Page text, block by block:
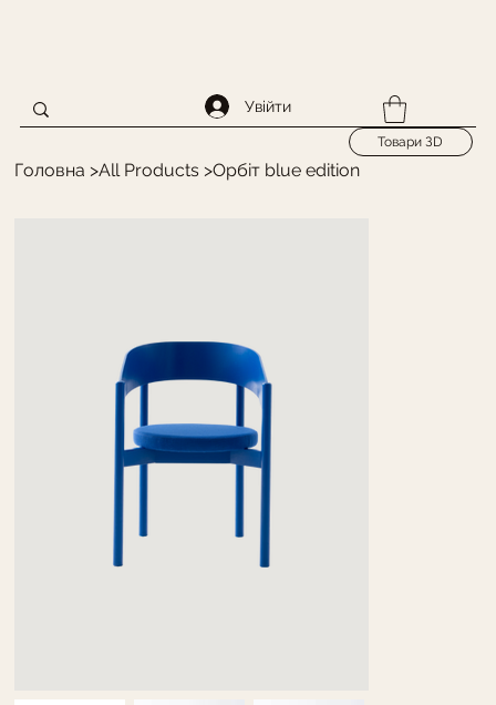
Увійти
Товари ЗD
Головна >All Products >Орбіт blue edition